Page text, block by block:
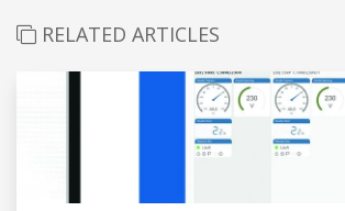
RELATED ARTICLES